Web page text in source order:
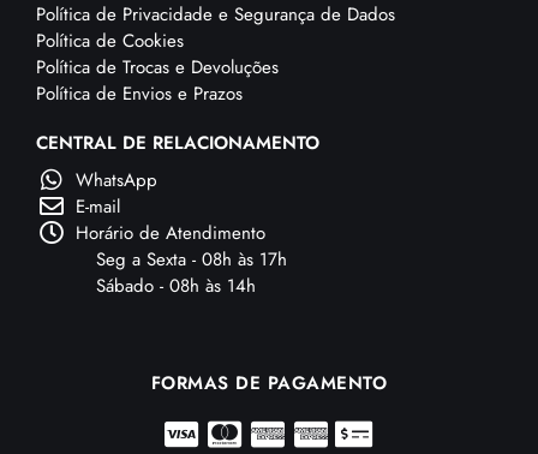
Política de Privacidade e Segurança de Dados
Política de Cookies
Política de Trocas e Devoluções
Política de Envios e Prazos
CENTRAL DE RELACIONAMENTO
WhatsApp
E-mail
Horário de Atendimento
Seg a Sexta - 08h às 17h
Sábado - 08h às 14h
FORMAS DE PAGAMENTO